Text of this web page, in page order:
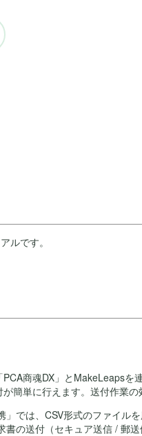
ルです。
商魂DX」とMakeLeaps
簡単に行えます。送付作業の
」では、CSV形式のファイ
の送付（セキュア送信 / 郵送